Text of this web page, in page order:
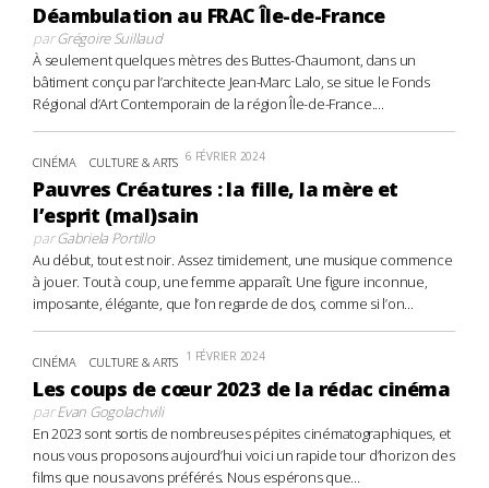
Déambulation au FRAC Île-de-France
parGrégoire Suillaud
À seulement quelques mètres des Buttes-Chaumont, dans un
bâtiment conçu par l’architecte Jean-Marc Lalo, se situe le Fonds
Régional d’Art Contemporain de la région Île-de-France....
CINÉMA CULTURE & ARTS 6 FÉVRIER 2024
Pauvres Créatures : la fille, la mère et
l’esprit (mal)sain
parGabriela Portillo
Au début, tout est noir. Assez timidement, une musique commence
à jouer. Tout à coup, une femme apparaît. Une figure inconnue,
imposante, élégante, que l’on regarde de dos, comme si l’on...
CINÉMA CULTURE & ARTS 1 FÉVRIER 2024
Les coups de cœur 2023 de la rédac cinéma
parEvan Gogolachvili
En 2023 sont sortis de nombreuses pépites cinématographiques, et
nous vous proposons aujourd’hui voici un rapide tour d’horizon des
films que nous avons préférés. Nous espérons que...